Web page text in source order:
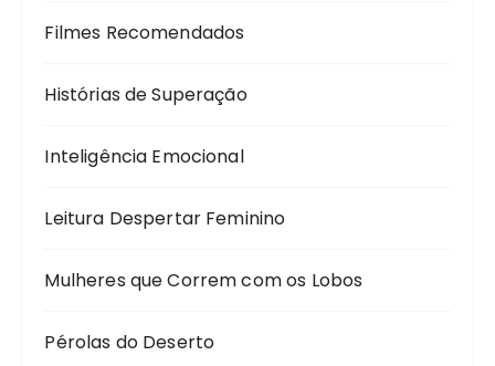
Filmes Recomendados
Histórias de Superação
Inteligência Emocional
Leitura Despertar Feminino
Mulheres que Correm com os Lobos
Pérolas do Deserto